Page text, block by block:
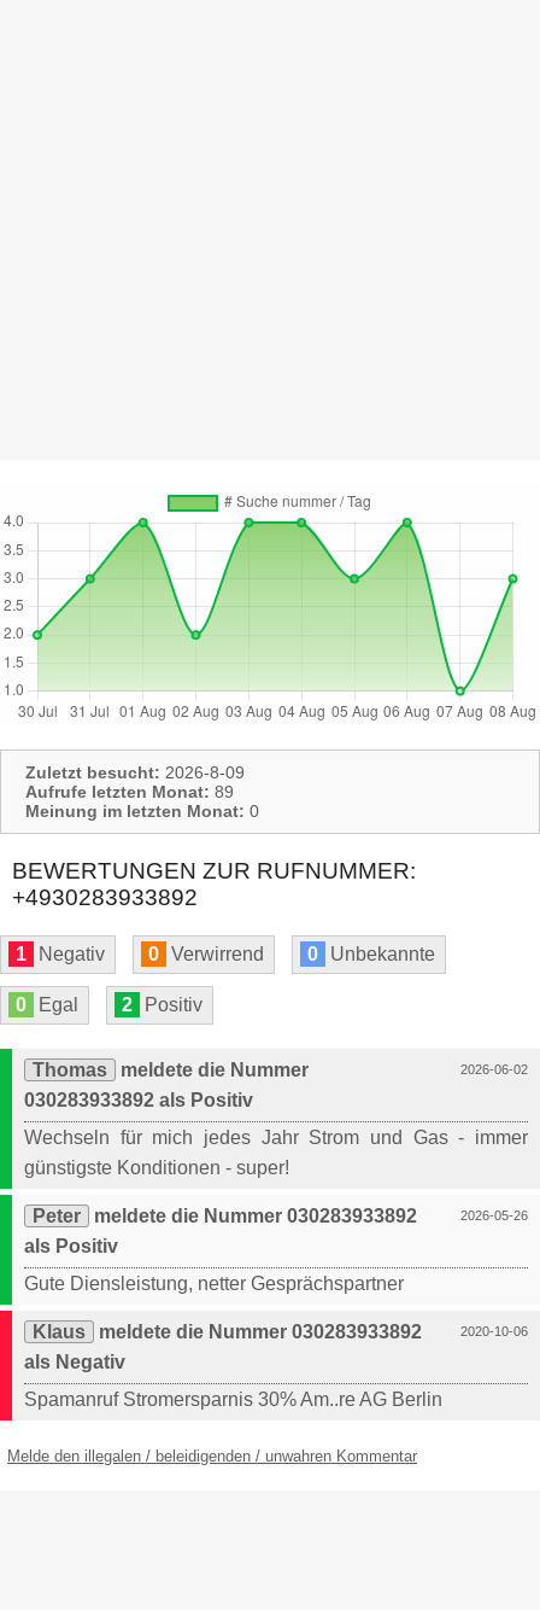
Zuletzt besucht: 2026-8-09
Aufrufe letzten Monat: 89
Meinung im letzten Monat: 0
BEWERTUNGEN ZUR RUFNUMMER:
+4930283933892
1 Negativ 0 Verwirrend 0 Unbekannte
0 Egal 2 Positiv
2026-06-02
Thomas
meldete die Nummer
030283933892 als Positiv
Wechseln für mich jedes Jahr Strom und Gas - immer
günstigste Konditionen - super!
2026-05-26
Peter
meldete die Nummer 030283933892
als Positiv
Gute Diensleistung, netter Gesprächspartner
2020-10-06
Klaus
meldete die Nummer 030283933892
als Negativ
Spamanruf Stromersparnis 30% Am..re AG Berlin
Melde den illegalen / beleidigenden / unwahren Kommentar